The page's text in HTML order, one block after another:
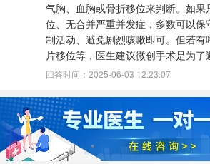
气胸、血胸或骨折移位来判断。如果
位、无合并严重并发症，多数可以保
制活动、避免剧烈咳嗽即可。但若
片移位等，医生建议微创手术是为了
回答时间：2025-06-03 12:23:07